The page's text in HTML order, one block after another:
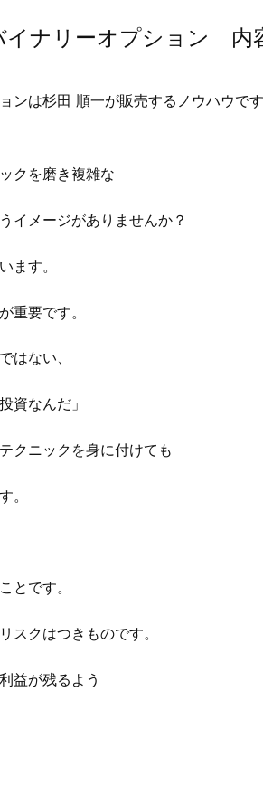
イナリーオプション 内
ンは杉田 順一が販売するノウハウで
クを磨き複雑な
イメージがありませんか？
ます。
重要です。
はない、
資なんだ」
クニックを身に付けても
。
とです。
スクはつきものです。
益が残るよう